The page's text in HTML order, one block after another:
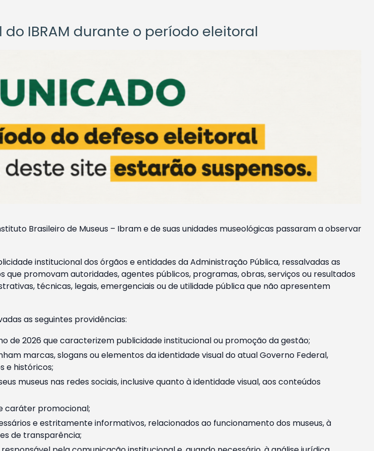
IBRAM durante o período eleitoral
Brasileiro de Museus – Ibram e de suas unidades museológicas passaram a observar
institucional dos órgãos e entidades da Administração Pública, ressalvadas as
promovam autoridades, agentes públicos, programas, obras, serviços ou resultados
técnicas, legais, emergenciais ou de utilidade pública que não apresentem
as seguintes providências:
2026 que caracterizem publicidade institucional ou promoção da gestão;
marcas, slogans ou elementos da identidade visual do atual Governo Federal,
e históricos;
museus nas redes sociais, inclusive quanto à identidade visual, aos conteúdos
caráter promocional;
e estritamente informativos, relacionados ao funcionamento dos museus, à
de transparência;